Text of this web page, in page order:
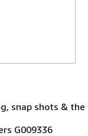
snap shots &
G009336